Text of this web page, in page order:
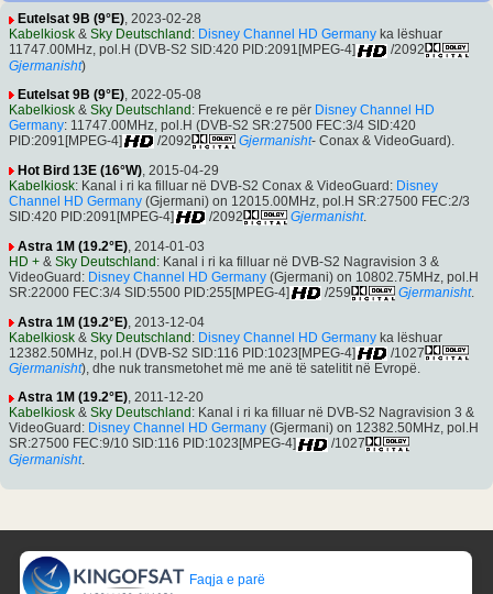
Eutelsat 9B (9°E), 2023-02-28
Kabelkiosk & Sky Deutschland : Disney Channel HD Germany ka lëshuar
11747.00MHz, pol.H (DVB-S2 SID:420 PID:2091[MPEG-4]
/2092
Gjermanisht)
Eutelsat 9B (9°E), 2022-05-08
Kabelkiosk & Sky Deutschland : Frekuencë e re për Disney Channel HD
Germany: 11747.00MHz, pol.H (DVB-S2 SR:27500 FEC:3/4 SID:420
PID:2091[MPEG-4]
/2092 Gjermanisht- Conax & VideoGuard).
Hot Bird 13E (16°W), 2015-04-29
Kabelkiosk: Kanal i ri ka filluar në DVB-S2 Conax & VideoGuard: Disney
Channel HD Germany (Gjermani) on 12015.00MHz, pol.H SR:27500 FEC:2/3
SID:420 PID:2091[MPEG-4]
/2092 Gjermanisht.
Astra 1M (19.2°E) , 2014-01-03
HD + & Sky Deutschland: Kanal i ri ka filluar në DVB-S2 Nagravision 3 &
VideoGuard: Disney Channel HD Germany (Gjermani) on 10802.75MHz, pol.H
SR:22000 FEC:3/4 SID:5500 PID:255[MPEG-4]
/259 Gjermanisht.
Astra 1M (19.2°E) , 2013-12-04
Kabelkiosk & Sky Deutschland: Disney Channel HD Germany ka lëshuar
12382.50MHz, pol.H (DVB-S2 SID:116 PID:1023[MPEG-4]
/1027
Gjermanisht), dhe nuk transmetohet më me anë të satelitit në Evropë.
Astra 1M (19.2°E), 2011-12-20
Kabelkiosk & Sky Deutschland : Kanal i ri ka filluar në DVB-S2 Nagravision 3 &
VideoGuard: Disney Channel HD Germany (Gjermani) on 12382.50MHz, pol.H
SR:27500 FEC:9/10 SID:116 PID:1023[MPEG-4]
/1027
Gjermanisht.
Faqja e parë